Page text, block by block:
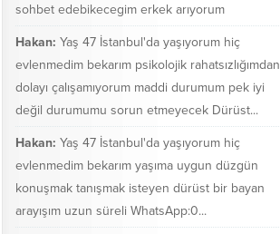
sohbet edebikecegim erkek arıyorum
Hakan: Yaş 47 İstanbul'da yaşıyorum hiç
evlenmedim bekarım psikolojik rahatsızlığımdan
dolayı çalışamıyorum maddi durumum pek iyi
değil durumumu sorun etmeyecek Dürüst...
Hakan: Yaş 47 İstanbul'da yaşıyorum hiç
evlenmedim bekarım yaşıma uygun düzgün
konuşmak tanışmak isteyen dürüst bir bayan
arayışım uzun süreli WhatsApp:0...